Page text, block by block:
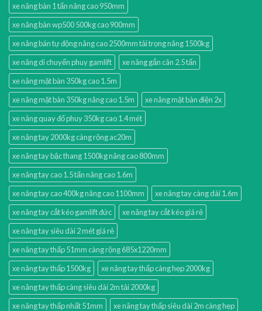
xe nâng bàn 1 tấn nâng cao 950mm
xe nâng bàn wp500 500kg cao 900mm
xe nâng bán tự động nâng cao 2500mm tải trọng nâng 1500kg
xe nâng di chuyển phuy gamlift
xe nâng gắn cân 2.5 tấn
xe nâng mặt bàn 350kg cao 1.5m
xe nâng mặt bàn 350kg nâng cao 1.5m
xe nâng mặt bàn điện 2x
xe nâng quay đổ phuy 350kg cao 1.4 mét
xe nâng tay 2000kg càng rộng ac20m
xe nâng tay bậc thang 1500kg nâng cao 800mm
xe nâng tay cao 1.5 tấn nâng cao 1.6m
xe nâng tay cao 400kg nâng cao 1100mm
xe nâng tay càng dài 1.6m
xe nâng tay cắt kéo gamlift đức
xe nâng tay cắt kéo giá rẻ
xe nâng tay siêu dài 2 mét giá rẻ
xe nâng tay thấp 51mm càng rộng 685x1220mm
xe nâng tay thấp 1500kg
xe nâng tay thấp càng hẹp 2000kg
xe nâng tay thấp càng siêu dài 2m tải 2000kg
xe nâng tay thấp nhất 51mm
xe nâng tay thấp siêu dài 2m càng hẹp